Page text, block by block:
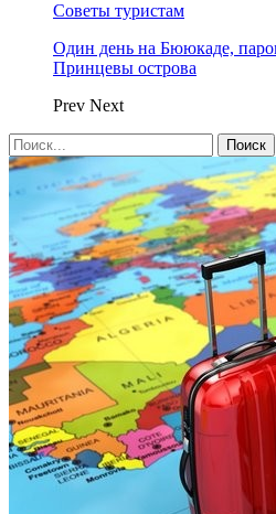
Советы туристам
Один день на Бююкаде,
Принцевы острова
Prev Next